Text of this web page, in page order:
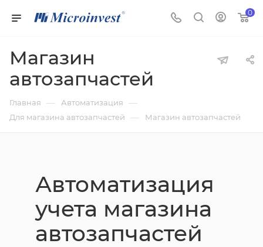
0
Магазин
автозапчастей
Главная — Автоматизация —
Для магазина автозапчастей — Магазин автозапчастей
Автоматизация
учета магазина
автозапчастей